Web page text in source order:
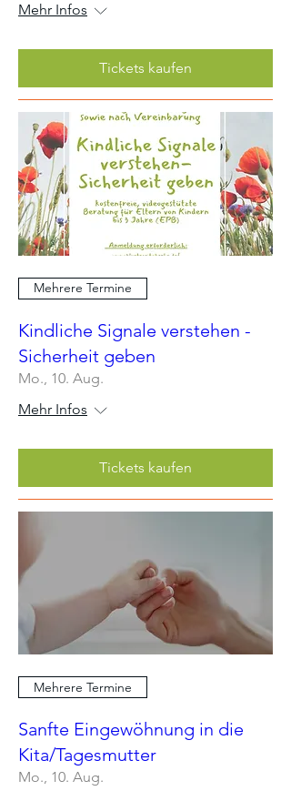
Mehr Infos
Tickets kaufen
Mehrere Termine
Kindliche Signale verstehen -
Sicherheit geben
Mo., 10. Aug.
Mehr Infos
Tickets kaufen
Mehrere Termine
Sanfte Eingewöhnung in die
Kita/Tagesmutter
Mo., 10. Aug.